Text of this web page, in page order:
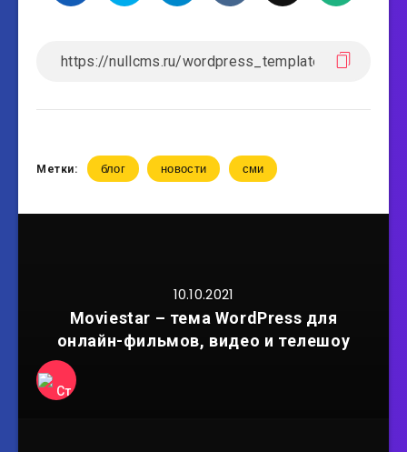
Метки: блог новости сми
10.10.2021
Moviestar – тема WordPress для
онлайн-фильмов, видео и телешоу